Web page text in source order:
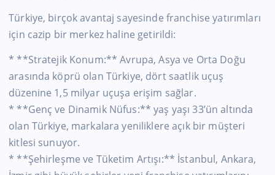
Türkiye, birçok avantaj sayesinde franchise yatırımları
için cazip bir merkez haline getirildi:
* **Stratejik Konum:** Avrupa, Asya ve Orta Doğu
arasında köprü olan Türkiye, dört saatlik uçuş
düzenine 1,5 milyar uçuşa erişim sağlar.
* **Genç ve Dinamik Nüfus:** yaş yaşı 33’ün altında
olan Türkiye, markalara yeniliklere açık bir müşteri
kitlesi sunuyor.
* **Şehirleşme ve Tüketim Artışı:** İstanbul, Ankara,